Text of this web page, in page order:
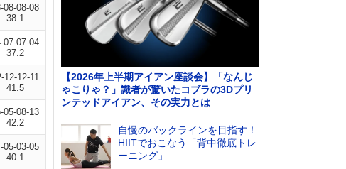
08-08-08
38.1
07-07-04
37.2
12-12-11
41.5
05-08-13
42.2
05-03-05
40.1
【2026年上半期アイアン座談会】「なんじ
ゃこりゃ？」識者が驚いたコブラの3Dプリ
ンテッドアイアン、その実力とは
自慢のバックラインを目指す！
HIITでおこなう「背中徹底トレ
ーニング」